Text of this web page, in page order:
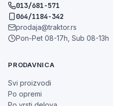
013/681-571
064/1184-342
prodaja@traktor.rs
Pon-Pet 08-17h, Sub 08-13h
PRODAVNICA
Svi proizvodi
Po opremi